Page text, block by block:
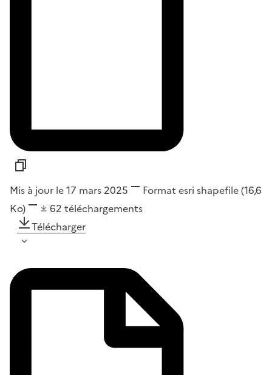
Mis à jour le 17 mars 2025 Format esri shapefile(16,6
Ko)
62 téléchargements
Télécharger